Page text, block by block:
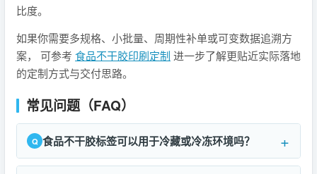
比度。
如果你需要多规格、小批量、周期性补单或可变数据追溯方
案， 可参考 食品不干胶印刷定制 进一步了解更贴近实际落地
的定制方式与交付思路。
常见问题（FAQ）
食品不干胶标签可以用于冷藏或冷冻环境吗？